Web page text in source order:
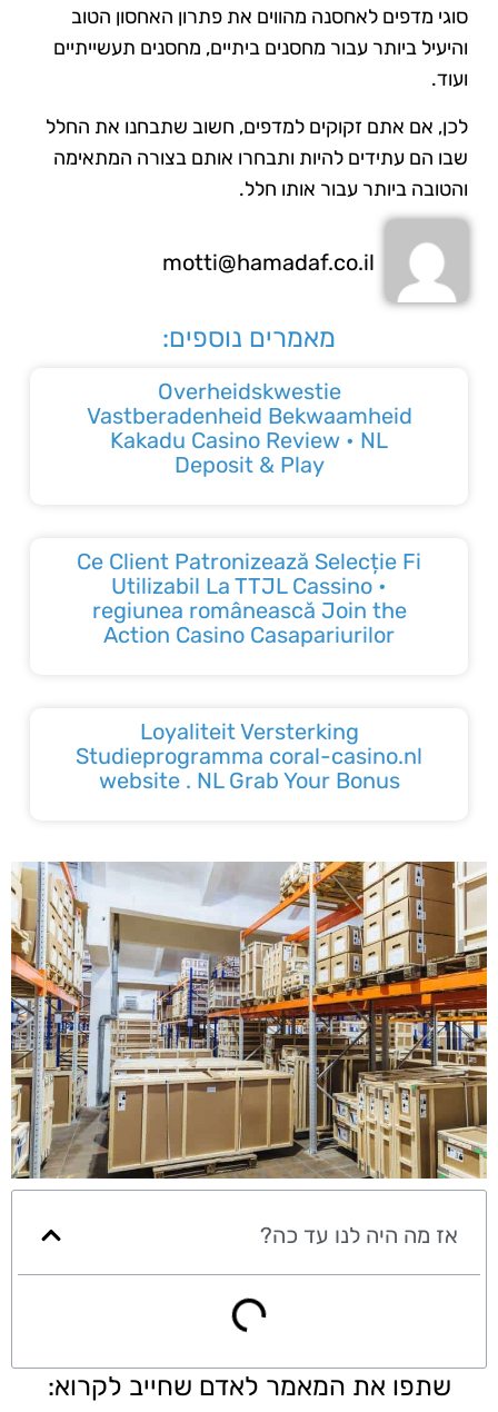
סוגי מדפים לאחסנה מהווים את פתרון האחסון הטוב
והיעיל ביותר עבור מחסנים ביתיים, מחסנים תעשייתיים
ועוד.
לכן, אם אתם זקוקים למדפים, חשוב שתבחנו את החלל
שבו הם עתידים להיות ותבחרו אותם בצורה המתאימה
והטובה ביותר עבור אותו חלל.
motti@hamadaf.co.il
מאמרים נוספים:
Overheidskwestie
Vastberadenheid Bekwaamheid
Kakadu Casino Review • NL
Deposit & Play
Ce Client Patronizează Selecție Fi
Utilizabil La TTJL Cassino •
regiunea românească Join the
Action Casino Casapariurilor
Loyaliteit Versterking
Studieprogramma coral-casino.nl
website . NL Grab Your Bonus
אז מה היה לנו עד כה?
שתפו את המאמר לאדם שחייב לקרוא: